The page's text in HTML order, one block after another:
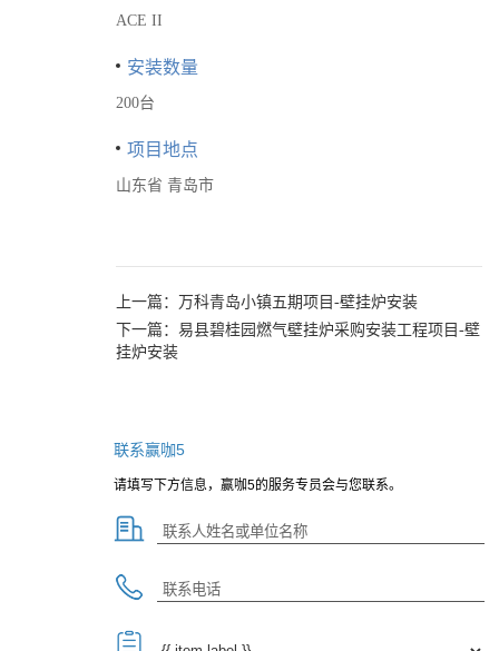
ACE II
安装数量
200台
项目地点
山东省 青岛市
上一篇：
万科青岛小镇五期项目-壁挂炉安装
下一篇： 易县碧桂园燃气壁挂炉采购安装工程项目-壁
挂炉安装
联系赢咖5
请填写下方信息，赢咖5的服务专员会与您联系。